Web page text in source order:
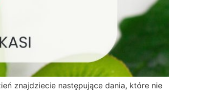
znajdziecie następujące dania, które nie